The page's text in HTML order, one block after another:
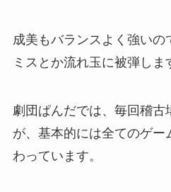
成美もバランスよく強いの
ミスとか流れ玉に被弾しま
劇団ぱんだでは、毎回稽古
が、基本的には全てのゲー
わっています。